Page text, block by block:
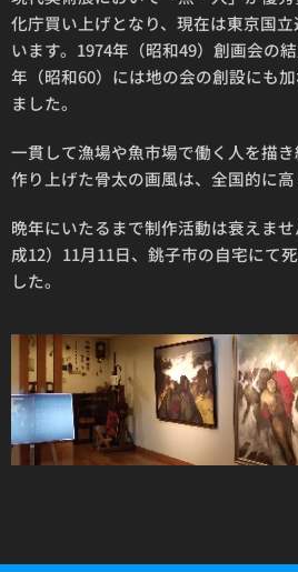
化庁買い上げとなり、現在は東京国
います。1974年（昭和49）創画会の
年（昭和60）には地の会の創設にも
ました。
一貫して漁場や魚市場で働く人を描
作り上げた骨太の画風は、全国的に高
晩年にいたるまで制作活動は衰えま
成12）11月11日、銚子市の自宅にて
した。